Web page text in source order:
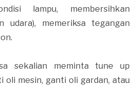
lampu, membersihkan
udara), memeriksa tegangan
sekalian meminta tune up
oli mesin, ganti oli gardan, atau